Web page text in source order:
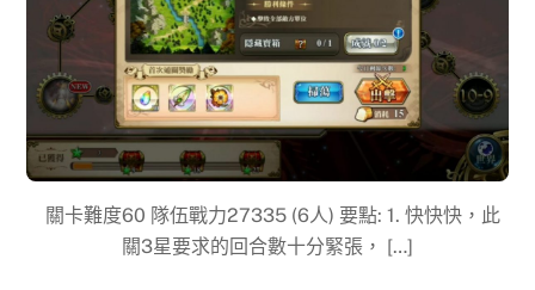
關卡難度60 隊伍戰力27335 (6人) 要點: 1. 快快快，此
關3星要求的回合數十分緊張， […]